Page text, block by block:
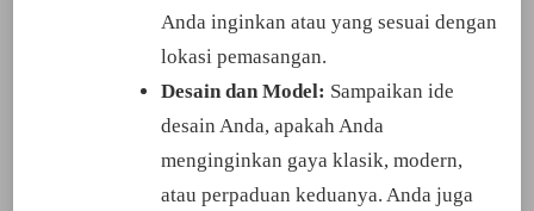
Anda inginkan atau yang sesuai dengan
lokasi pemasangan.
Desain dan Model: Sampaikan ide
desain Anda, apakah Anda
menginginkan gaya klasik, modern,
atau perpaduan keduanya. Anda juga